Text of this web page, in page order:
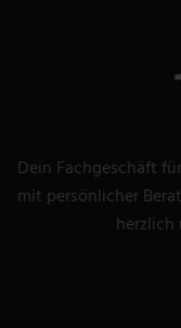
Dein Fachgeschäft
mit persönlicher
herzlich